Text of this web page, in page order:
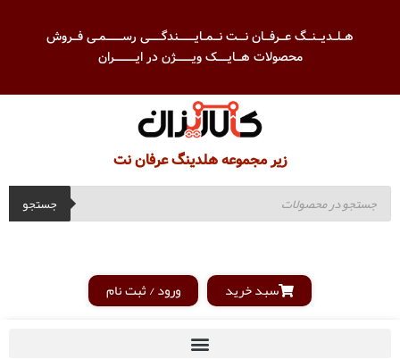
هــلــدیـــنـــگ عـــرفـــان نــــت نـــمــایـــــــــندگـــــــی رســـــــــمــی فـــروش
محصولات هـــایــــــک ویـــــــــژن در ایــــــــــــران
زیر مجموعه هلدینگ عرفان نت
جستجو
سبد خرید ورود / ثبت نام